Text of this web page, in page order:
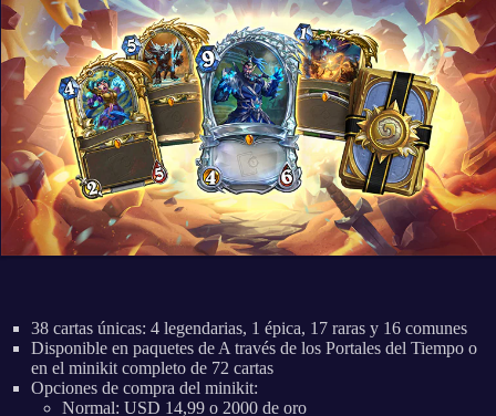
38 cartas únicas: 4 legendarias, 1 épica, 17 raras y 16 comunes
Disponible en paquetes de A través de los Portales del Tiempo o
en el minikit completo de 72 cartas
Opciones de compra del minikit:
Normal: USD 14,99 o 2000 de oro